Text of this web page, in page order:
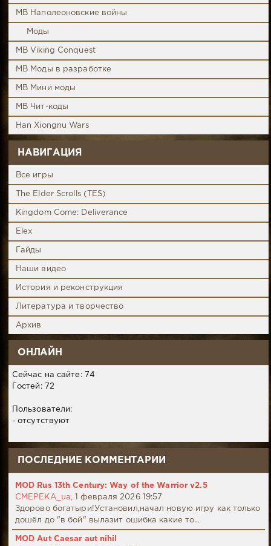
MB Наполеоновские войны
Моды
MB Viking Conquest
MB Моды в разработке
MB Мини моды
MB Чит-коды
Han Xiongnu Wars
НАВИГАЦИЯ
Все игры
The Elder Scrolls (TES)
Kingdom Come: Deliverance
Elex
Гайды
Наши видео
История и реконструкция
Литература и творчество
Архив
ОНЛАЙН
Сейчас на сайте: 74
Гостей: 72
Пользователи:
- отсутствуют
ПОСЛЕДНИЕ КОММЕНТАРИИ
MOD Rus 13th Century: Way of the Warrior v2.5
CMEPEKA_ua,
1 февраля 2026 19:57
Здорово богатыри!Установил,начал новую игру как только
дошёл до "в бой" вылазит ошибка какие то...
MOD Aut Caesar aut nihil